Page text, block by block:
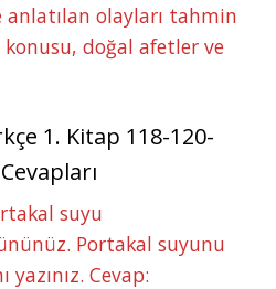
olayları tahmin
doğal afetler ve
1. Kitap 118-120-
suyu
Portakal suyunu
yazınız. Cevap: